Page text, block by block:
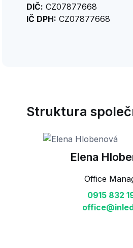
DIČ: CZ07877668
IČ DPH: CZ07877668
Struktura
Elena
Office
0915 832